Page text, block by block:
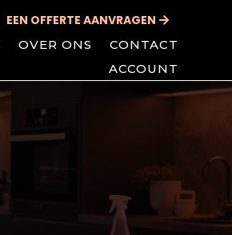
EEN OFFERTE AANVRAGEN
OVER ONS
CONTACT
ACCOUNT